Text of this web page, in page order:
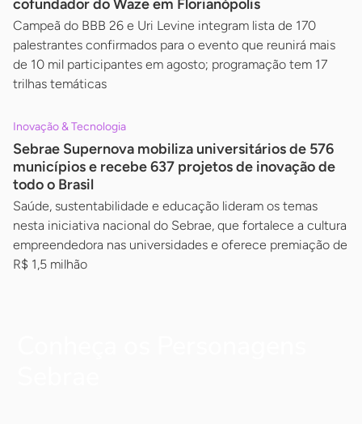
cofundador do Waze em Florianópolis
Campeã do BBB 26 e Uri Levine integram lista de 170
palestrantes confirmados para o evento que reunirá mais
de 10 mil participantes em agosto; programação tem 17
trilhas temáticas
Inovação & Tecnologia
Sebrae Supernova mobiliza universitários de 576
municípios e recebe 637 projetos de inovação de
todo o Brasil
Saúde, sustentabilidade e educação lideram os temas
nesta iniciativa nacional do Sebrae, que fortalece a cultura
empreendedora nas universidades e oferece premiação de
R$ 1,5 milhão